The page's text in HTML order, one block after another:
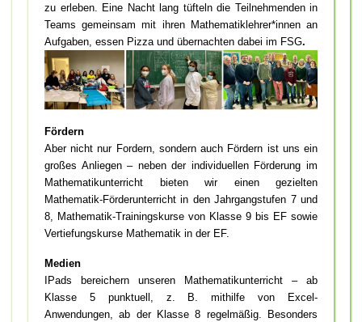
zu erleben. Eine Nacht lang tüfteln die Teilnehmenden in
Teams gemeinsam mit ihren Mathematiklehrer*innen an
Aufgaben, essen Pizza und übernachten dabei im FSG.
Fördern
Aber nicht nur Fordern, sondern auch Fördern ist uns ein
großes Anliegen – neben der individuellen Förderung im
Mathematikunterricht bieten wir einen gezielten
Mathematik-Förderunterricht in den Jahrgangstufen 7 und
8, Mathematik-Trainingskurse von Klasse 9 bis EF sowie
Vertiefungskurse Mathematik in der EF.
Medien
IPads bereichern unseren Mathematikunterricht – ab
Klasse 5 punktuell, z. B. mithilfe von Excel-
Anwendungen, ab der Klasse 8 regelmäßig. Besonders